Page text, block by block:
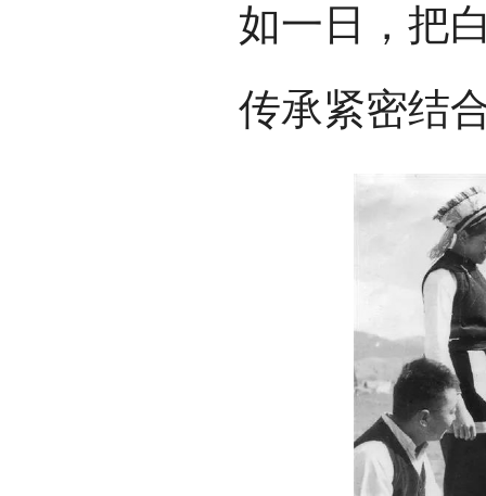
如一日，把
传承紧密结